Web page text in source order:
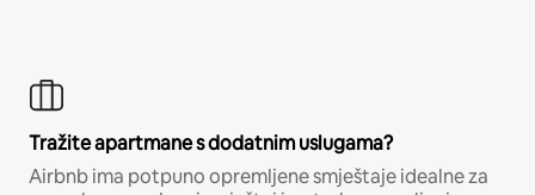
Tražite apartmane s dodatnim uslugama?
Airbnb ima potpuno opremljene smještaje idealne za